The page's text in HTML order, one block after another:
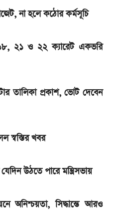
আগস্ট ২০২৬
বকেয়া বেতন পাবেন
ঘোষণা
না হলে কঠোর কর্মসূচি
২১ ও ২২ ক্যারেট একভরি
তালিকা প্রকাশ, ভোট দেবেন
স্বস্তির খবর
উঠতে পারে মন্ত্রিসভায়
অনিশ্চয়তা, সিদ্ধান্তে আরও